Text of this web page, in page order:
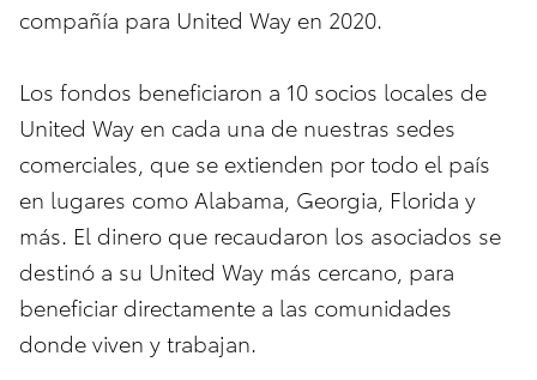
compañía para United Way en 2020.
Los fondos beneficiaron a 10 socios locales de
United Way en cada una de nuestras sedes
comerciales, que se extienden por todo el país
en lugares como Alabama, Georgia, Florida y
más. El dinero que recaudaron los asociados se
destinó a su United Way más cercano, para
beneficiar directamente a las comunidades
donde viven y trabajan.